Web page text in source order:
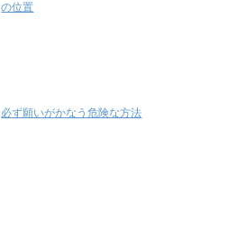
の位置
必ず願いがかなう危険な方法